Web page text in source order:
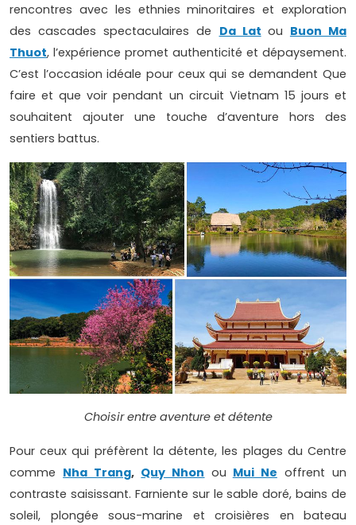
rencontres avec les ethnies minoritaires et exploration
des cascades spectaculaires de Da Lat ou Buon Ma
Thuot, l’expérience promet authenticité et dépaysement.
C’est l’occasion idéale pour ceux qui se demandent Que
faire et que voir pendant un circuit Vietnam 15 jours et
souhaitent ajouter une touche d’aventure hors des
sentiers battus.
Choisir entre aventure et détente
Pour ceux qui préfèrent la détente, les plages du Centre
comme Nha Trang, Quy Nhon ou Mui Ne offrent un
contraste saisissant. Farniente sur le sable doré, bains de
soleil, plongée sous-marine et croisières en bateau